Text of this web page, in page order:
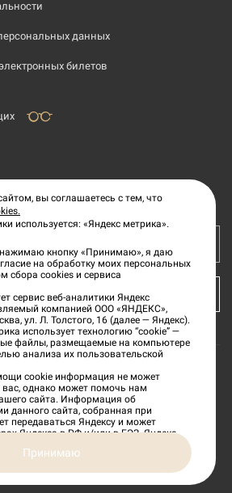
данных
билетов
новостей
КУПИТЬ БИЛЕТ
объединенный
музей»
в
вы соглашаетесь с тем, что
используется: «Яндекс метрика».
кнопку «Принимаю», я даю
на обработку моих персональных
сбора cookies и сервиса
сервис веб-аналитики Яндекс
компанией ООО «ЯНДЕКС»,
ул. Л. Толстого, 16 (далее — Яндекс).
использует технологию “cookie” —
файлы, размещаемые на компьютере
анализа их пользовательской
cookie информация не может
однако может помочь нам
сайта. Информация об
данного сайта, собранная при
передаваться Яндексу и может
Яндекса в РФ и/или в ЕЭЗ. Яндекс
эту информацию в интересах
для оценки использования
отчетов об активности на сайте.
Принимаю